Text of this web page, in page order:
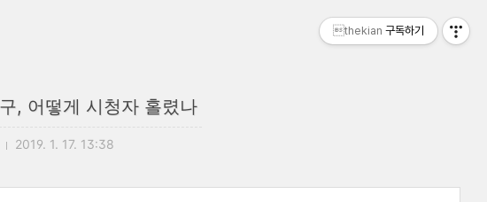
, 어떻게 시청자 홀렸나
2019. 1. 17. 13:38
thekian 구독하기